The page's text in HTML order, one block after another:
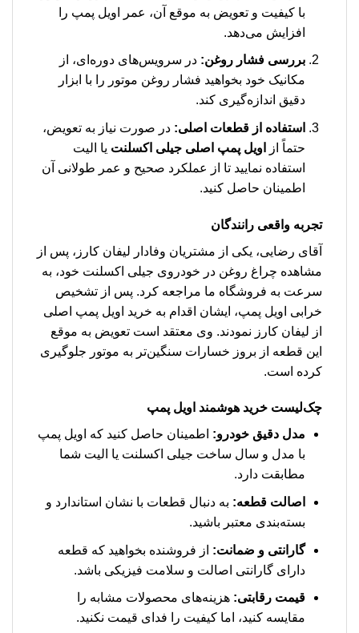
با کیفیت و تعویض به موقع آن، عمر اویل پمپ را
افزایش می‌دهد.
بررسی فشار روغن: در سرویس‌های دوره‌ای، از
مکانیک خود بخواهید فشار روغن موتور را با ابزار
دقیق اندازه‌گیری کند.
استفاده از قطعات اصلی: در صورت نیاز به تعویض،
حتماً از
اویل پمپ اصلی جیلی اکسلنت یا الیت
استفاده نمایید تا از عملکرد صحیح و عمر طولانی آن
اطمینان حاصل کنید.
تجربه واقعی رانندگان
آقای رضایی، یکی از مشتریان وفادار لیفان کارز، پس از
مشاهده چراغ روغن در خودروی جیلی اکسلنت خود، به
سرعت به فروشگاه ما مراجعه کرد. پس از تشخیص
خرابی اویل پمپ، ایشان اقدام به خرید اویل پمپ اصلی
از لیفان کارز نمودند. وی معتقد است تعویض به موقع
این قطعه از بروز خسارات سنگین‌تر به موتور جلوگیری
کرده است.
چک‌لیست خرید هوشمند اویل پمپ
مدل دقیق خودرو: اطمینان حاصل کنید که اویل پمپ
با مدل و سال ساخت جیلی اکسلنت یا الیت شما
مطابقت دارد.
اصالت قطعه: به دنبال قطعات با نشان استاندارد و
بسته‌بندی معتبر باشید.
گارانتی و ضمانت: از فروشنده بخواهید که قطعه
دارای گارانتی اصالت و سلامت فیزیکی باشد.
قیمت رقابتی: هزینه‌های محصولات مشابه را
مقایسه کنید، اما کیفیت را فدای قیمت نکنید.